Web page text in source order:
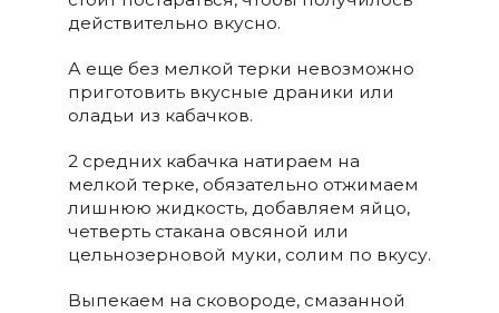
действительно вкусно.
А еще без мелкой терки невозможно
приготовить вкусные драники или
оладьи из кабачков.
2 средних кабачка натираем на
мелкой терке, обязательно отжимаем
лишнюю жидкость, добавляем яйцо,
четверть стакана овсяной или
цельнозерновой муки, солим по вкусу.
Выпекаем на сковороде, смазанной